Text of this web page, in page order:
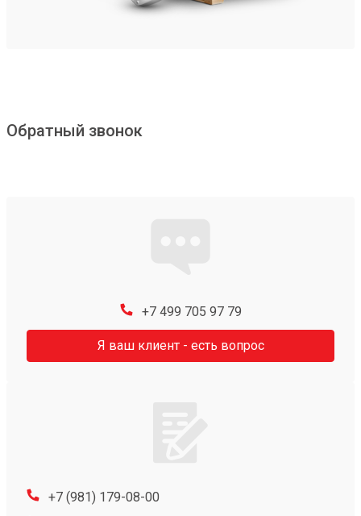
Обратный звонок
+7 499 705 97 79
Я ваш клиент - есть вопрос
+7 (981) 179-08-00